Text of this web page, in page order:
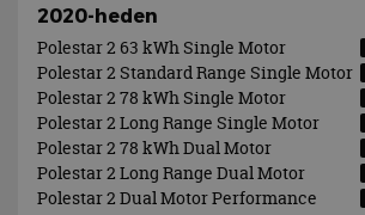
2020-heden
Polestar 2 63 kWh Single Motor
Polestar 2 Standard Range Single Motor
Polestar 2 78 kWh Single Motor
Polestar 2 Long Range Single Motor
Polestar 2 78 kWh Dual Motor
Polestar 2 Long Range Dual Motor
Polestar 2 Dual Motor Performance